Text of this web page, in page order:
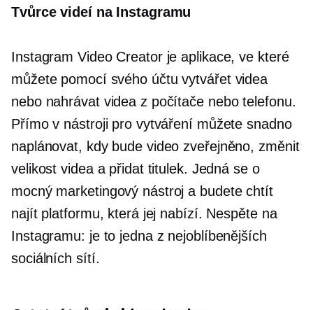
Tvůrce videí na Instagramu
Instagram Video Creator je aplikace, ve které
můžete pomocí svého účtu vytvářet videa
nebo nahrávat videa z počítače nebo telefonu.
Přímo v nástroji pro vytváření můžete snadno
naplánovat, kdy bude video zveřejněno, změnit
velikost videa a přidat titulek. Jedná se o
mocný marketingový nástroj a budete chtít
najít platformu, která jej nabízí. Nespěte na
Instagramu: je to jedna z nejoblíbenějších
sociálních sítí.